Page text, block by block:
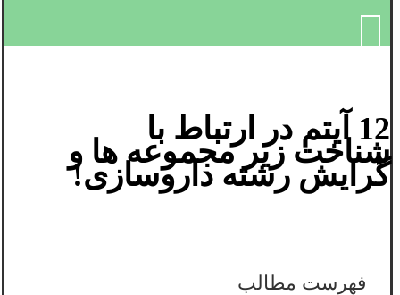
12 آیتم در ارتباط با
شناخت زیر مجموعه ها و
گرایش رشته داروسازی!
فهرست مطالب